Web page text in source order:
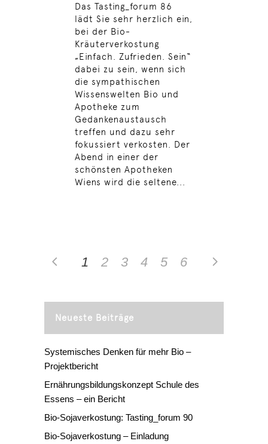
Das Tasting_forum 86
lädt Sie sehr herzlich ein,
bei der Bio-
Kräuterverkostung
„Einfach. Zufrieden. Sein“
dabei zu sein, wenn sich
die sympathischen
Wissenswelten Bio und
Apotheke zum
Gedankenaustausch
treffen und dazu sehr
fokussiert verkosten. Der
Abend in einer der
schönsten Apotheken
Wiens wird die seltene...
1 2 3 4 5 6
Neueste Beiträge
Systemisches Denken für mehr Bio –
Projektbericht
Ernährungsbildungskonzept Schule des
Essens – ein Bericht
Bio-Sojaverkostung: Tasting_forum 90
Bio-Sojaverkostung – Einladung